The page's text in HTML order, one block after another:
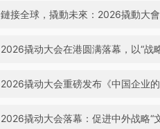
鏈接全球，撬動未來：2026撬動大
功舉辦
2026撬动大会在港圆满落幕，以“战
生”引领中国咨询迈向全球高地
2026撬动大会重磅发布《中国企业
略机遇》，助力中国实践与世界视野“
2026撬动大会落幕：促进中外战略“